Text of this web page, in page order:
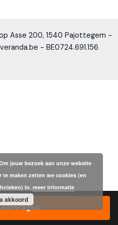
Asse 200, 1540 Pajottegem -
- BE0724.691.156
jouw bezoek aan onze website
maken zetten we cookies (en
in.meer informatie
akkoord